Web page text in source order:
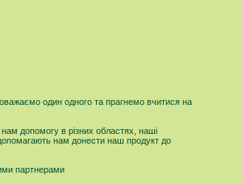
один одного та прагнемо вчитися на
допомогу в різних областях, наші
нам донести наш продукт до
партнерами